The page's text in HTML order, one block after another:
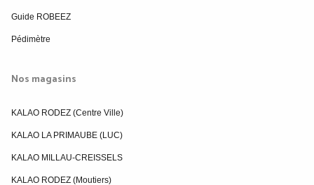
Guide ROBEEZ
Pédimètre
Nos magasins
KALAO RODEZ (Centre Ville)
KALAO LA PRIMAUBE (LUC)
KALAO MILLAU-CREISSELS
KALAO RODEZ (Moutiers)